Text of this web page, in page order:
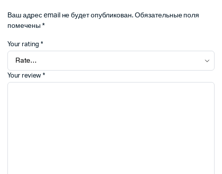
Ваш адрес email не будет опубликован. Обязательные поля
помечены *
Your rating *
Your review *